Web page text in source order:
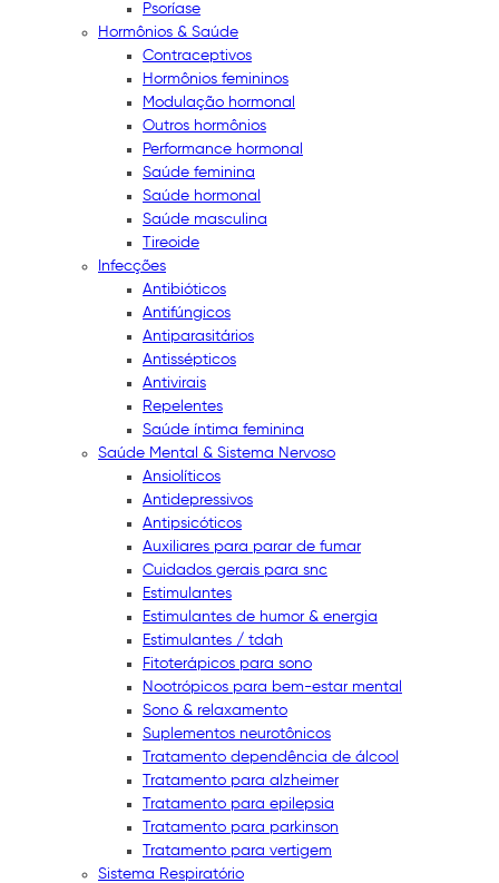
Psoríase
Hormônios & Saúde
Contraceptivos
Hormônios femininos
Modulação hormonal
Outros hormônios
Performance hormonal
Saúde feminina
Saúde hormonal
Saúde masculina
Tireoide
Infecções
Antibióticos
Antifúngicos
Antiparasitários
Antissépticos
Antivirais
Repelentes
Saúde íntima feminina
Saúde Mental & Sistema Nervoso
Ansiolíticos
Antidepressivos
Antipsicóticos
Auxiliares para parar de fumar
Cuidados gerais para snc
Estimulantes
Estimulantes de humor & energia
Estimulantes / tdah
Fitoterápicos para sono
Nootrópicos para bem-estar mental
Sono & relaxamento
Suplementos neurotônicos
Tratamento dependência de álcool
Tratamento para alzheimer
Tratamento para epilepsia
Tratamento para parkinson
Tratamento para vertigem
Sistema Respiratório